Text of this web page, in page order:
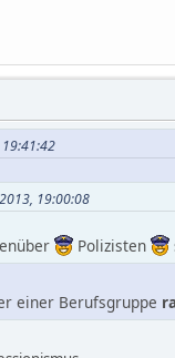
19:00:08
Polizisten
einer Berufsgruppe